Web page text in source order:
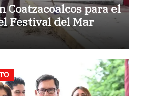
Coatzacoalcos para el
Festival del Mar